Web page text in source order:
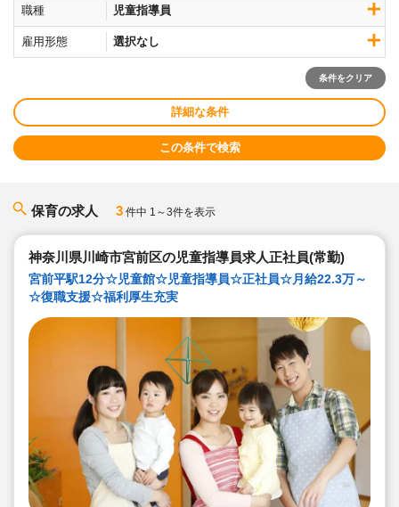
職種 児童指導員
雇用形態 選択なし
条件をクリア
詳細な条件
この条件で検索
保育の求人 3 件中 1～3件を表示
神奈川県川崎市宮前区の児童指導員求人正社員(常勤)
宮前平駅12分☆児童館☆児童指導員☆正社員☆月給22.3万～
☆復職支援☆福利厚生充実